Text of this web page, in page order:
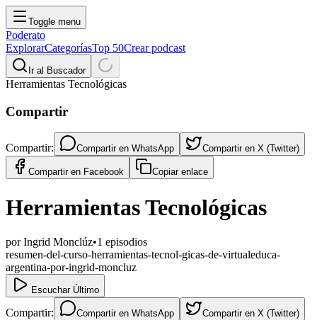
Toggle menu
Poderato
ExplorarCategoríasTop 50Crear podcast
Ir al Buscador
Herramientas Tecnológicas
Compartir
Compartir: Compartir en WhatsApp Compartir en X (Twitter)
Compartir en Facebook Copiar enlace
Herramientas Tecnológicas
porIngrid Monclúz•1 episodios
resumen-del-curso-herramientas-tecnol-gicas-de-virtualeduca-
argentina-por-ingrid-moncluz
Escuchar Último
Compartir: Compartir en WhatsApp Compartir en X (Twitter)